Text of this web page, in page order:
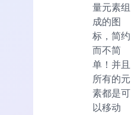
量元素组
成的图
标，简约
而不简
单！并且
所有的元
素都是可
以移动